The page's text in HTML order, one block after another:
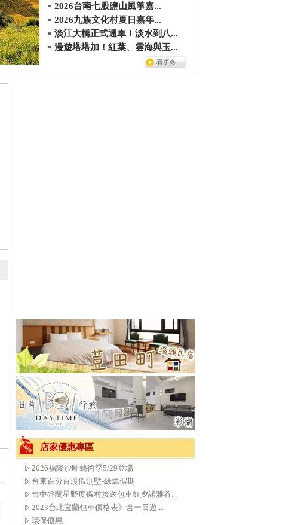
店家優惠專區
2026福隆沙雕藝術季5/29登場
台東百分百渡假別墅-綠島假期
台中谷關星野度假村接送包車虹夕諾雅谷...
2023台北宜蘭包車價格表》含一日遊...
環保優惠
2026台南七股鹽山風箏嘉...
2026九族文化村夏日嘉年...
淡江大橋正式通車！淡水到八...
漫遊塔塔加！紅葉、雲海與玉...
看更多